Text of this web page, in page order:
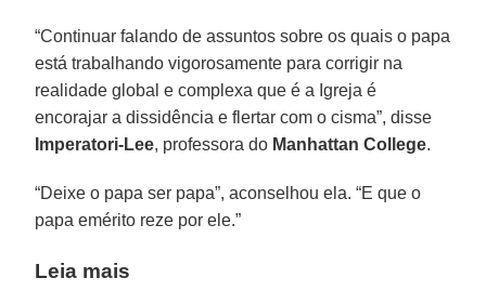
“Continuar falando de assuntos sobre os quais o papa
está trabalhando vigorosamente para corrigir na
realidade global e complexa que é a Igreja é
encorajar a dissidência e flertar com o cisma”, disse
Imperatori-Lee, professora do Manhattan College.
“Deixe o papa ser papa”, aconselhou ela. “E que o
papa emérito reze por ele.”
Leia mais